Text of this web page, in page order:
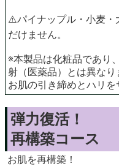
⚠️パイナップル・小麦・
だけません。
※本製品は化粧品であり
射（医薬品）とは異なり
お肌の引き締めとハリを
弾力
再構築コース
お肌を再構築！